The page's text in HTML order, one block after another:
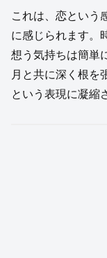
これは、恋という
に感じられます。
想う気持ちは簡単
月と共に深く根を
という表現に凝縮